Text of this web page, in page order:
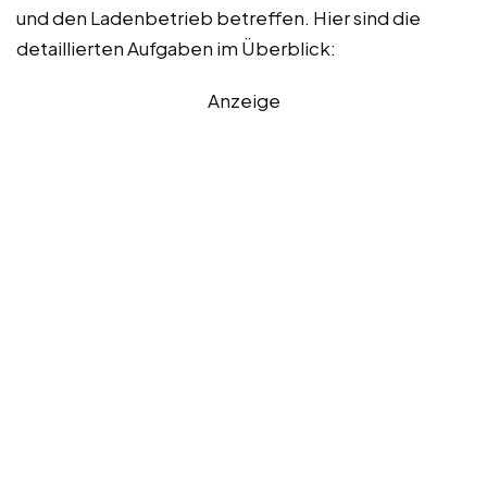
und den Ladenbetrieb betreffen. Hier sind die
detaillierten Aufgaben im Überblick:
Anzeige